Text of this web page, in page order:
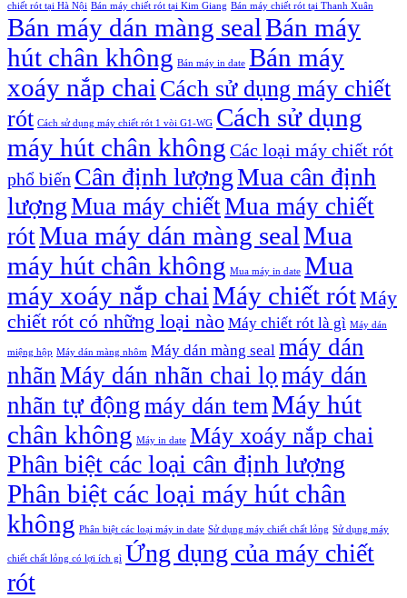
chiết rót tại Hà Nội Bán máy chiết rót tại Kim Giang Bán máy chiết rót tại Thanh Xuân
Bán máy dán màng sealBán máy
hút chân không Bán máy in date Bán máy
xoáy nắp chai Cách sử dụng máy chiết
rót Cách sử dụng máy chiết rót 1 vòi G1-WG Cách sử dụng
máy hút chân không Các loại máy chiết rót
phổ biến Cân định lượngMua cân định
lượngMua máy chiếtMua máy chiết
rótMua máy dán màng sealMua
máy hút chân không Mua máy in date Mua
máy xoáy nắp chaiMáy chiết rótMáy
chiết rót có những loại nào Máy chiết rót là gì Máy dán
miệng hộp Máy dán màng nhôm Máy dán màng seal máy dán
nhãnMáy dán nhãn chai lọmáy dán
nhãn tự độngmáy dán temMáy hút
chân không Máy in date Máy xoáy nắp chai
Phân biệt các loại cân định lượng
Phân biệt các loại máy hút chân
không Phân biệt các loại máy in date Sử dụng máy chiết chất lỏng Sử dụng máy
chiết chất lỏng có lợi ích gì Ứng dụng của máy chiết
rót